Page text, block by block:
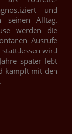
und
seinen Alltag.
werden die
Ausrufe
wird
später lebt
kämpft mit den